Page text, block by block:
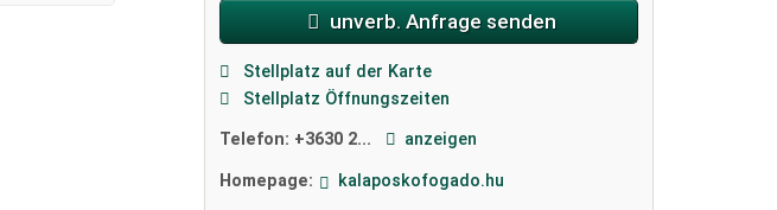
unverb. Anfrage senden
Stellplatz auf der Karte
Stellplatz Öffnungszeiten
Telefon: +3630 2... anzeigen
Homepage: kalaposkofogado.hu